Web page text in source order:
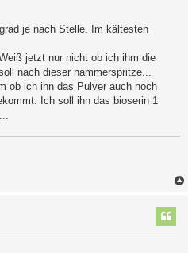
je nach Stelle. Im kältesten
jetzt nur nicht ob ich ihm die
nach dieser hammerspritze...
ob ich ihn das Pulver auch noch
Ich soll ihn das bioserin 1